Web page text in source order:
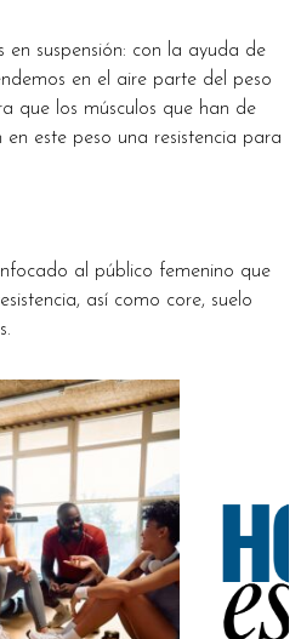
en suspensión: con la ayuda de
en el aire parte del peso
que los músculos que han de
este peso una resistencia para
al público femenino que
así como core, suelo